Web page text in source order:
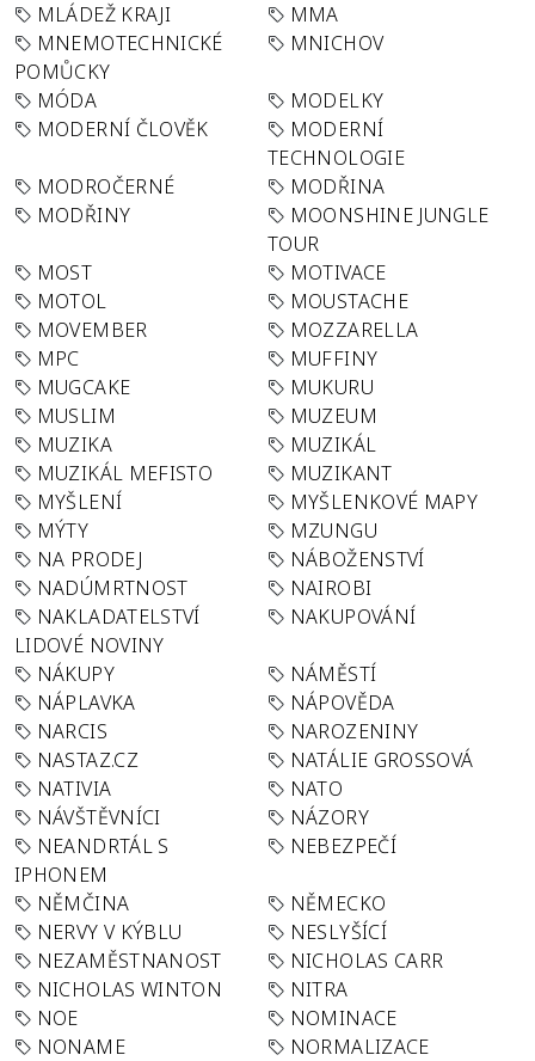
MLÁDEŽ KRAJI
MMA
MNEMOTECHNICKÉ
POMŮCKY
MNICHOV
MÓDA
MODELKY
MODERNÍ ČLOVĚK
MODERNÍ
TECHNOLOGIE
MODROČERNÉ
MODŘINA
MODŘINY
MOONSHINE JUNGLE
TOUR
MOST
MOTIVACE
MOTOL
MOUSTACHE
MOVEMBER
MOZZARELLA
MPC
MUFFINY
MUGCAKE
MUKURU
MUSLIM
MUZEUM
MUZIKA
MUZIKÁL
MUZIKÁL MEFISTO
MUZIKANT
MYŠLENÍ
MYŠLENKOVÉ MAPY
MÝTY
MZUNGU
NA PRODEJ
NÁBOŽENSTVÍ
NADÚMRTNOST
NAIROBI
NAKLADATELSTVÍ
LIDOVÉ NOVINY
NAKUPOVÁNÍ
NÁKUPY
NÁMĚSTÍ
NÁPLAVKA
NÁPOVĚDA
NARCIS
NAROZENINY
NASTAZ.CZ
NATÁLIE GROSSOVÁ
NATIVIA
NATO
NÁVŠTĚVNÍCI
NÁZORY
NEANDRTÁL S
IPHONEM
NEBEZPEČÍ
NĚMČINA
NĚMECKO
NERVY V KÝBLU
NESLYŠÍCÍ
NEZAMĚSTNANOST
NICHOLAS CARR
NICHOLAS WINTON
NITRA
NOE
NOMINACE
NONAME
NORMALIZACE